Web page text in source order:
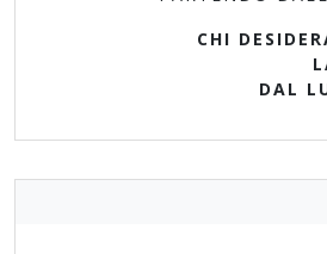
CHI
DAL